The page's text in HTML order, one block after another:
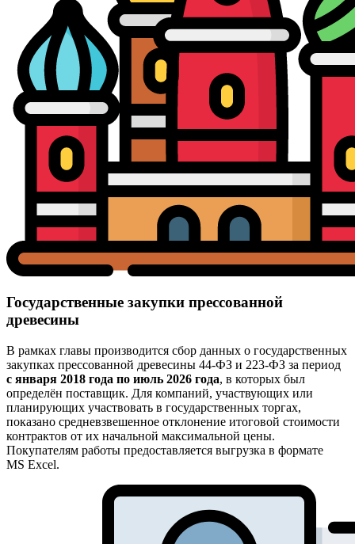
Государственные закупки прессованной
древесины
В рамках главы производится сбор данных о государственных
закупках прессованной древесины 44-ФЗ и 223-ФЗ за период
с января 2018 года по июль 2026 года, в которых был
определён поставщик. Для компаний, участвующих или
планирующих участвовать в государственных торгах,
показано средневзвешенное отклонение итоговой стоимости
контрактов от их начальной максимальной цены.
Покупателям работы предоставляется выгрузка в формате
MS Excel.